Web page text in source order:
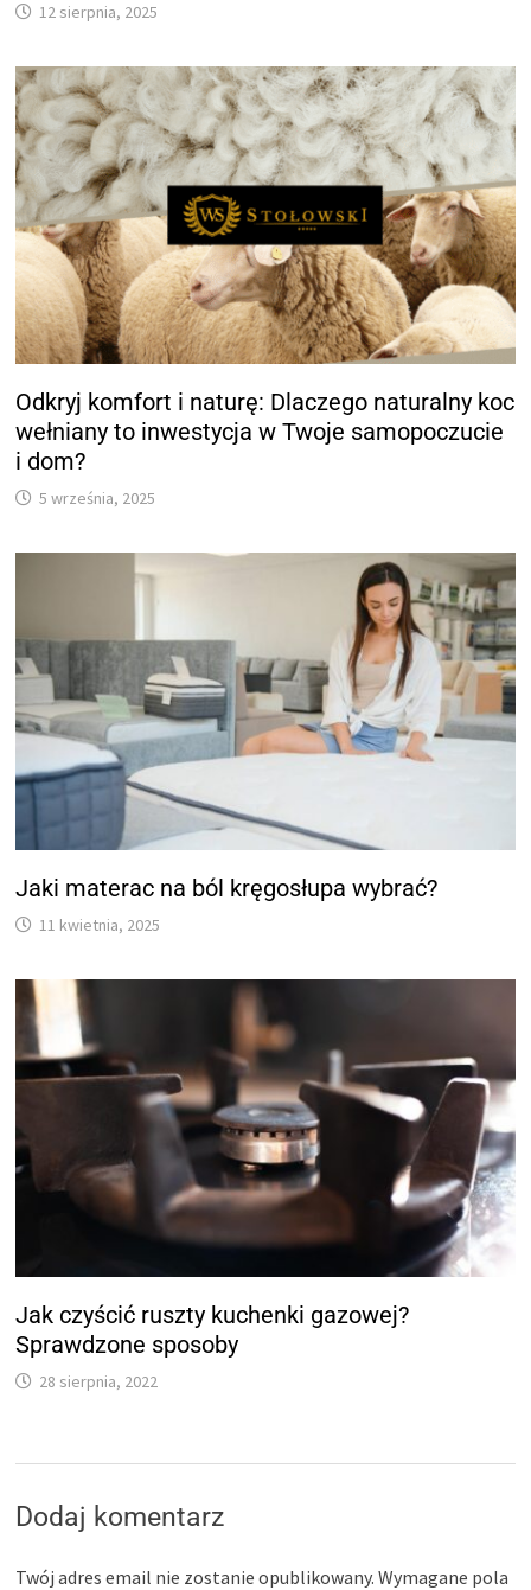
12 sierpnia, 2025
Odkryj komfort i naturę: Dlaczego naturalny koc
wełniany to inwestycja w Twoje samopoczucie
i dom?
5 września, 2025
Jaki materac na ból kręgosłupa wybrać?
11 kwietnia, 2025
Jak czyścić ruszty kuchenki gazowej?
Sprawdzone sposoby
28 sierpnia, 2022
Dodaj komentarz
Twój adres email nie zostanie opublikowany. Wymagane pola